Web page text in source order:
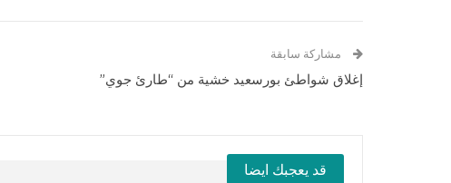
مشاركة سابقة
إغلاق شواطئ بورسعيد خشية من “طارئ جوي”
قد يعجبك ايضا